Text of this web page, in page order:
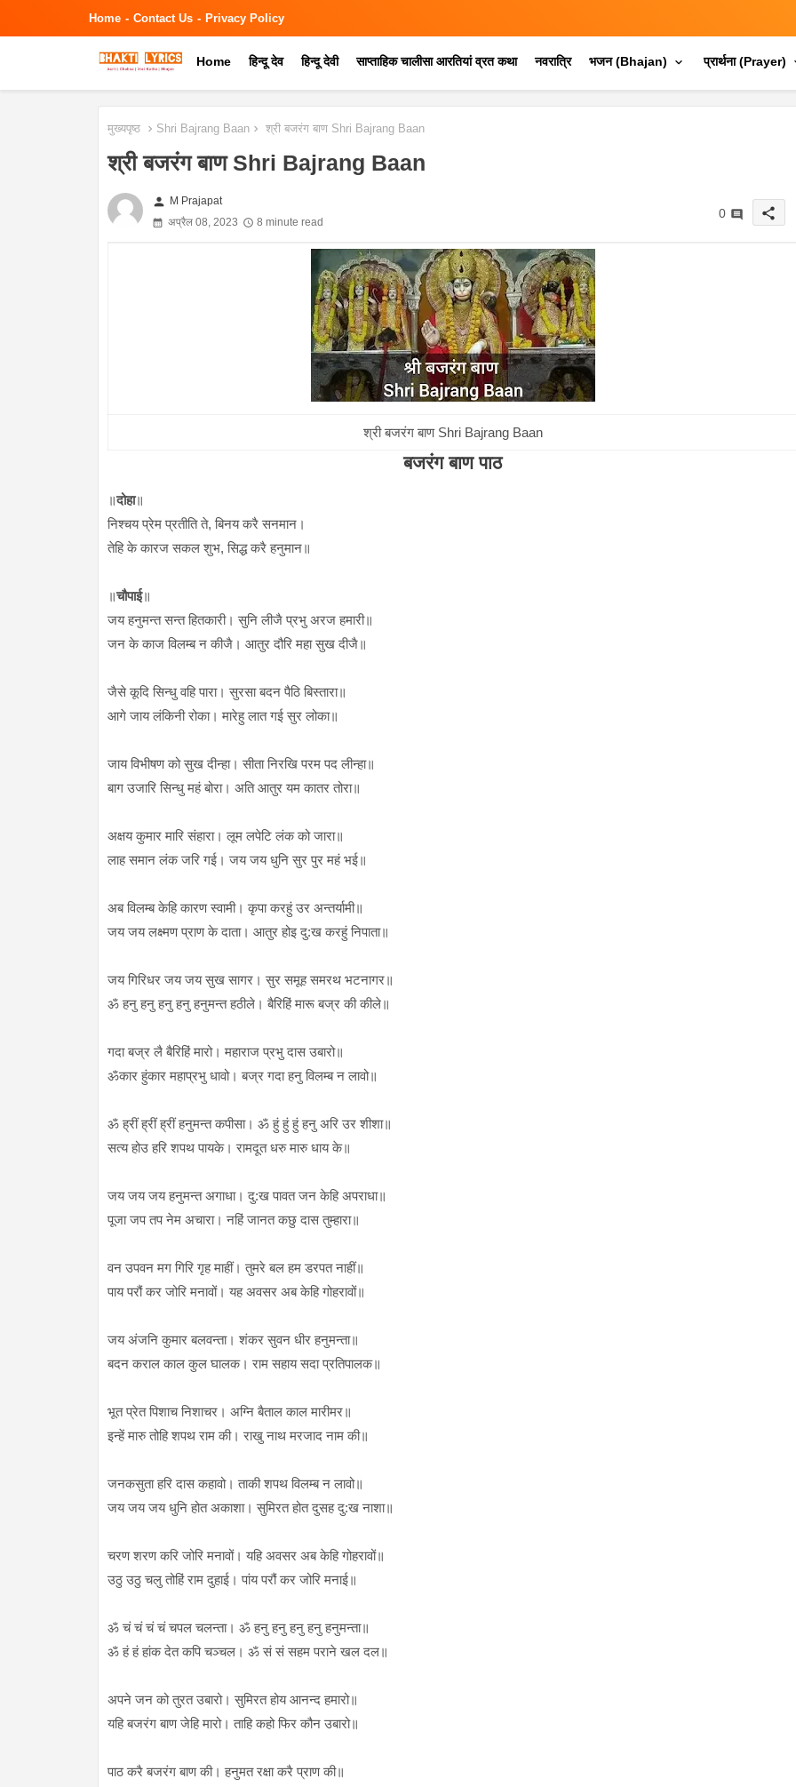
Home Contact Us Privacy Policy
Home हिन्दू देव हिन्दू देवी साप्ताहिक चालीसा आरतियां व्रत कथा नवरात्रि भजन (Bhajan) प्रार्थना (Prayer)
मुख्यपृष्ठ Shri Bajrang Baan श्री बजरंग बाण Shri Bajrang Baan
श्री बजरंग बाण Shri Bajrang Baan
person M Prajapat
अप्रैल 08, 2023
8 minute read
0 share
श्री बजरंग बाण Shri Bajrang Baan
बजरंग बाण पाठ
॥दोहा॥
निश्चय प्रेम प्रतीति ते, बिनय करै सनमान।
तेहि के कारज सकल शुभ, सिद्ध करै हनुमान॥
॥चौपाई॥
जय हनुमन्त सन्त हितकारी। सुनि लीजै प्रभु अरज हमारी॥
जन के काज विलम्ब न कीजै। आतुर दौरि महा सुख दीजै॥
जैसे कूदि सिन्धु वहि पारा। सुरसा बदन पैठि बिस्तारा॥
आगे जाय लंकिनी रोका। मारेहु लात गई सुर लोका॥
जाय विभीषण को सुख दीन्हा। सीता निरखि परम पद लीन्हा॥
बाग उजारि सिन्धु महं बोरा। अति आतुर यम कातर तोरा॥
अक्षय कुमार मारि संहारा। लूम लपेटि लंक को जारा॥
लाह समान लंक जरि गई। जय जय धुनि सुर पुर महं भई॥
अब विलम्ब केहि कारण स्वामी। कृपा करहुं उर अन्तर्यामी॥
जय जय लक्ष्मण प्राण के दाता। आतुर होइ दु:ख करहुं निपाता॥
जय गिरिधर जय जय सुख सागर। सुर समूह समरथ भटनागर॥
ॐ हनु हनु हनु हनु हनुमन्त हठीले। बैरिहिं मारू बज्र की कीले॥
गदा बज्र लै बैरिहिं मारो। महाराज प्रभु दास उबारो॥
ॐकार हुंकार महाप्रभु धावो। बज्र गदा हनु विलम्ब न लावो॥
ॐ ह्रीं ह्रीं ह्रीं हनुमन्त कपीसा। ॐ हुं हुं हुं हनु अरि उर शीशा॥
सत्य होउ हरि शपथ पायके। रामदूत धरु मारु धाय के॥
जय जय जय हनुमन्त अगाधा। दु:ख पावत जन केहि अपराधा॥
पूजा जप तप नेम अचारा। नहिं जानत कछु दास तुम्हारा॥
वन उपवन मग गिरि गृह माहीं। तुमरे बल हम डरपत नाहीं॥
पाय परौं कर जोरि मनावों। यह अवसर अब केहि गोहरावों॥
जय अंजनि कुमार बलवन्ता। शंकर सुवन धीर हनुमन्ता॥
बदन कराल काल कुल घालक। राम सहाय सदा प्रतिपालक॥
भूत प्रेत पिशाच निशाचर। अग्नि बैताल काल मारीमर॥
इन्हें मारु तोहि शपथ राम की। राखु नाथ मरजाद नाम की॥
जनकसुता हरि दास कहावो। ताकी शपथ विलम्ब न लावो॥
जय जय जय धुनि होत अकाशा। सुमिरत होत दुसह दु:ख नाशा॥
चरण शरण करि जोरि मनावों। यहि अवसर अब केहि गोहरावों॥
उठु उठु चलु तोहिं राम दुहाई। पांय परौं कर जोरि मनाई॥
ॐ चं चं चं चं चपल चलन्ता। ॐ हनु हनु हनु हनु हनुमन्ता॥
ॐ हं हं हांक देत कपि चञ्चल। ॐ सं सं सहम पराने खल दल॥
अपने जन को तुरत उबारो। सुमिरत होय आनन्द हमारो॥
यहि बजरंग बाण जेहि मारो। ताहि कहो फिर कौन उबारो॥
पाठ करै बजरंग बाण की। हनुमत रक्षा करै प्राण की॥